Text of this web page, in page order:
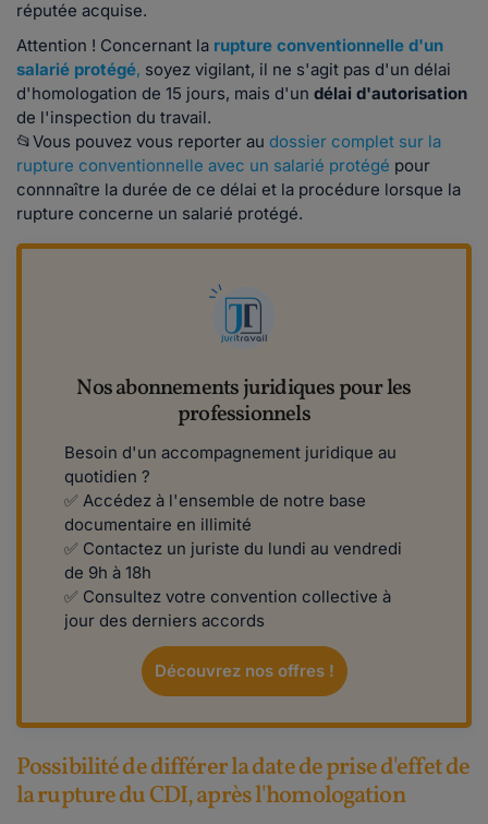
réputée acquise.
Attention ! Concernant la rupture conventionnelle d'un
salarié protégé, soyez vigilant, il ne s'agit pas d'un délai
d'homologation de 15 jours, mais d'un délai d'autorisation
de l'inspection du travail.
📂Vous pouvez vous reporter au dossier complet sur la
rupture conventionnelle avec un salarié protégé pour
connnaître la durée de ce délai et la procédure lorsque la
rupture concerne un salarié protégé.
Nos abonnements juridiques pour les
professionnels
Besoin d'un accompagnement juridique au
quotidien ?
✅ Accédez à l'ensemble de notre base
documentaire en illimité
✅ Contactez un juriste du lundi au vendredi
de 9h à 18h
✅ Consultez votre convention collective à
jour des derniers accords
Découvrez nos offres !
Possibilité de différer la date de prise d'effet de
la rupture du CDI, après l'homologation